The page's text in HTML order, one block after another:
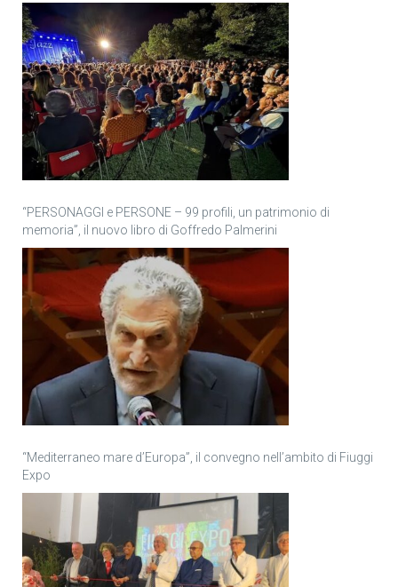
“PERSONAGGI e PERSONE – 99 profili, un patrimonio di
memoria”, il nuovo libro di Goffredo Palmerini
“Mediterraneo mare d’Europa”, il convegno nell’ambito di Fiuggi
Expo